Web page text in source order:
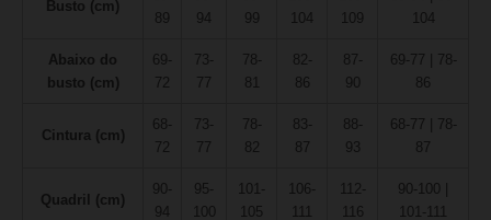
Busto (cm)
89
94
99
104
109
104
Abaixo do
busto (cm)
69-
72
73-
77
78-
81
82-
86
87-
90
69-77 | 78-
86
Cintura (cm)
68-
72
73-
77
78-
82
83-
87
88-
93
68-77 | 78-
87
Quadril (cm)
90-
94
95-
100
101-
105
106-
111
112-
116
90-100 |
101-111